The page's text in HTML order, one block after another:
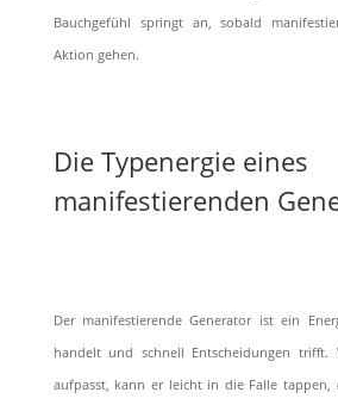
Bauchgefühl springt an, sobald
Aktion gehen.
Die Typenergie eines
manifestierenden
Der manifestierende Generator ist ein
handelt und schnell Entscheidungen
aufpasst, kann er leicht in die Falle tappen,